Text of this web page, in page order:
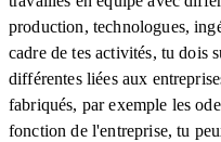
production, technologues,
cadre de tes activités, tu dois
différentes liées aux
fabriqués, par exemple les
fonction de l'entreprise, tu